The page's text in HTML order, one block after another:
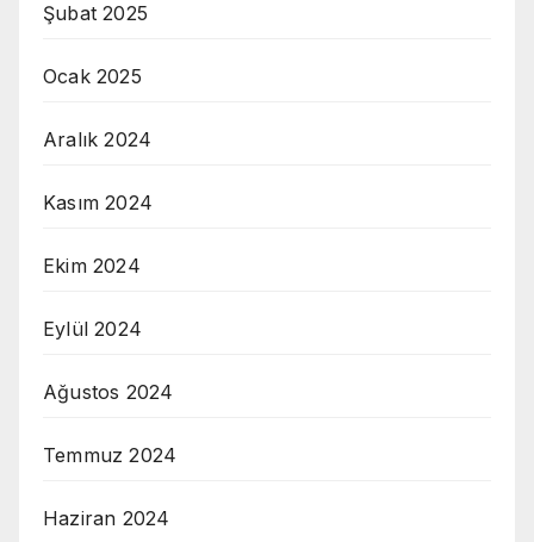
Şubat 2025
Ocak 2025
Aralık 2024
Kasım 2024
Ekim 2024
Eylül 2024
Ağustos 2024
Temmuz 2024
Haziran 2024